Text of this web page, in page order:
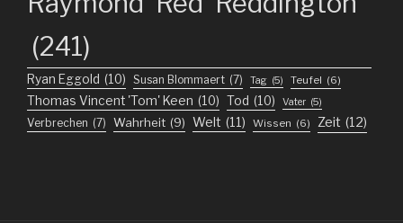
(241)
Ryan Eggold (10) Susan Blommaert (7) Tag (5) Teufel (6)
Thomas Vincent 'Tom' Keen (10) Tod (10) Vater (5)
Verbrechen (7) Wahrheit (9) Welt (11) Wissen (6) Zeit (12)